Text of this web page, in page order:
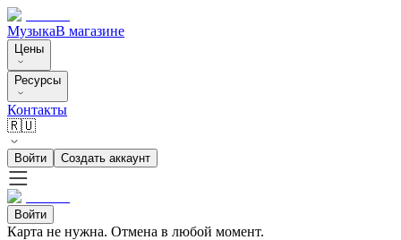
МузыкаВ магазине
Цены
Ресурсы
Контакты
🇷🇺
Войти Создать аккаунт
Войти
Карта не нужна. Отмена в любой момент.